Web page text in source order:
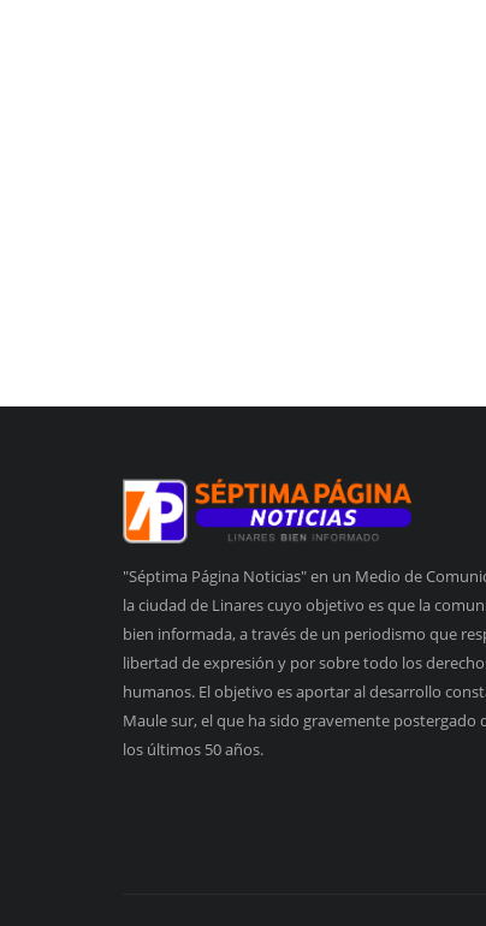
"Séptima Página Noticias" en un Medio de
la ciudad de Linares cuyo objetivo es que la
bien informada, a través de un periodismo que
libertad de expresión y por sobre todo los
humanos. El objetivo es aportar al desarrollo
Maule sur, el que ha sido gravemente postergado
los últimos 50 años.